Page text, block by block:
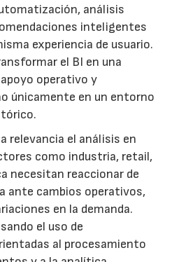
análisis
inteligentes
experiencia de usuario.
el BI en una
operativo y
únicamente en un entorno
relevancia el análisis en
como industria, retail,
necesitan reaccionar de
ante cambios operativos,
en la demanda.
el uso de
al procesamiento